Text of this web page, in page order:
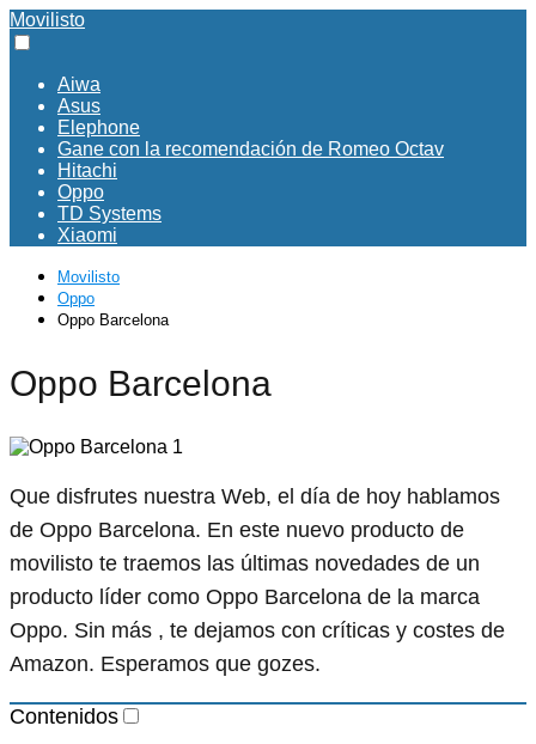
Movilisto
Aiwa
Asus
Elephone
Gane con la recomendación de Romeo Octav
Hitachi
Oppo
TD Systems
Xiaomi
Movilisto
Oppo
Oppo Barcelona
Oppo Barcelona
Que disfrutes nuestra Web, el día de hoy hablamos
de Oppo Barcelona. En este nuevo producto de
movilisto te traemos las últimas novedades de un
producto líder como Oppo Barcelona de la marca
Oppo. Sin más , te dejamos con críticas y costes de
Amazon. Esperamos que gozes.
Contenidos